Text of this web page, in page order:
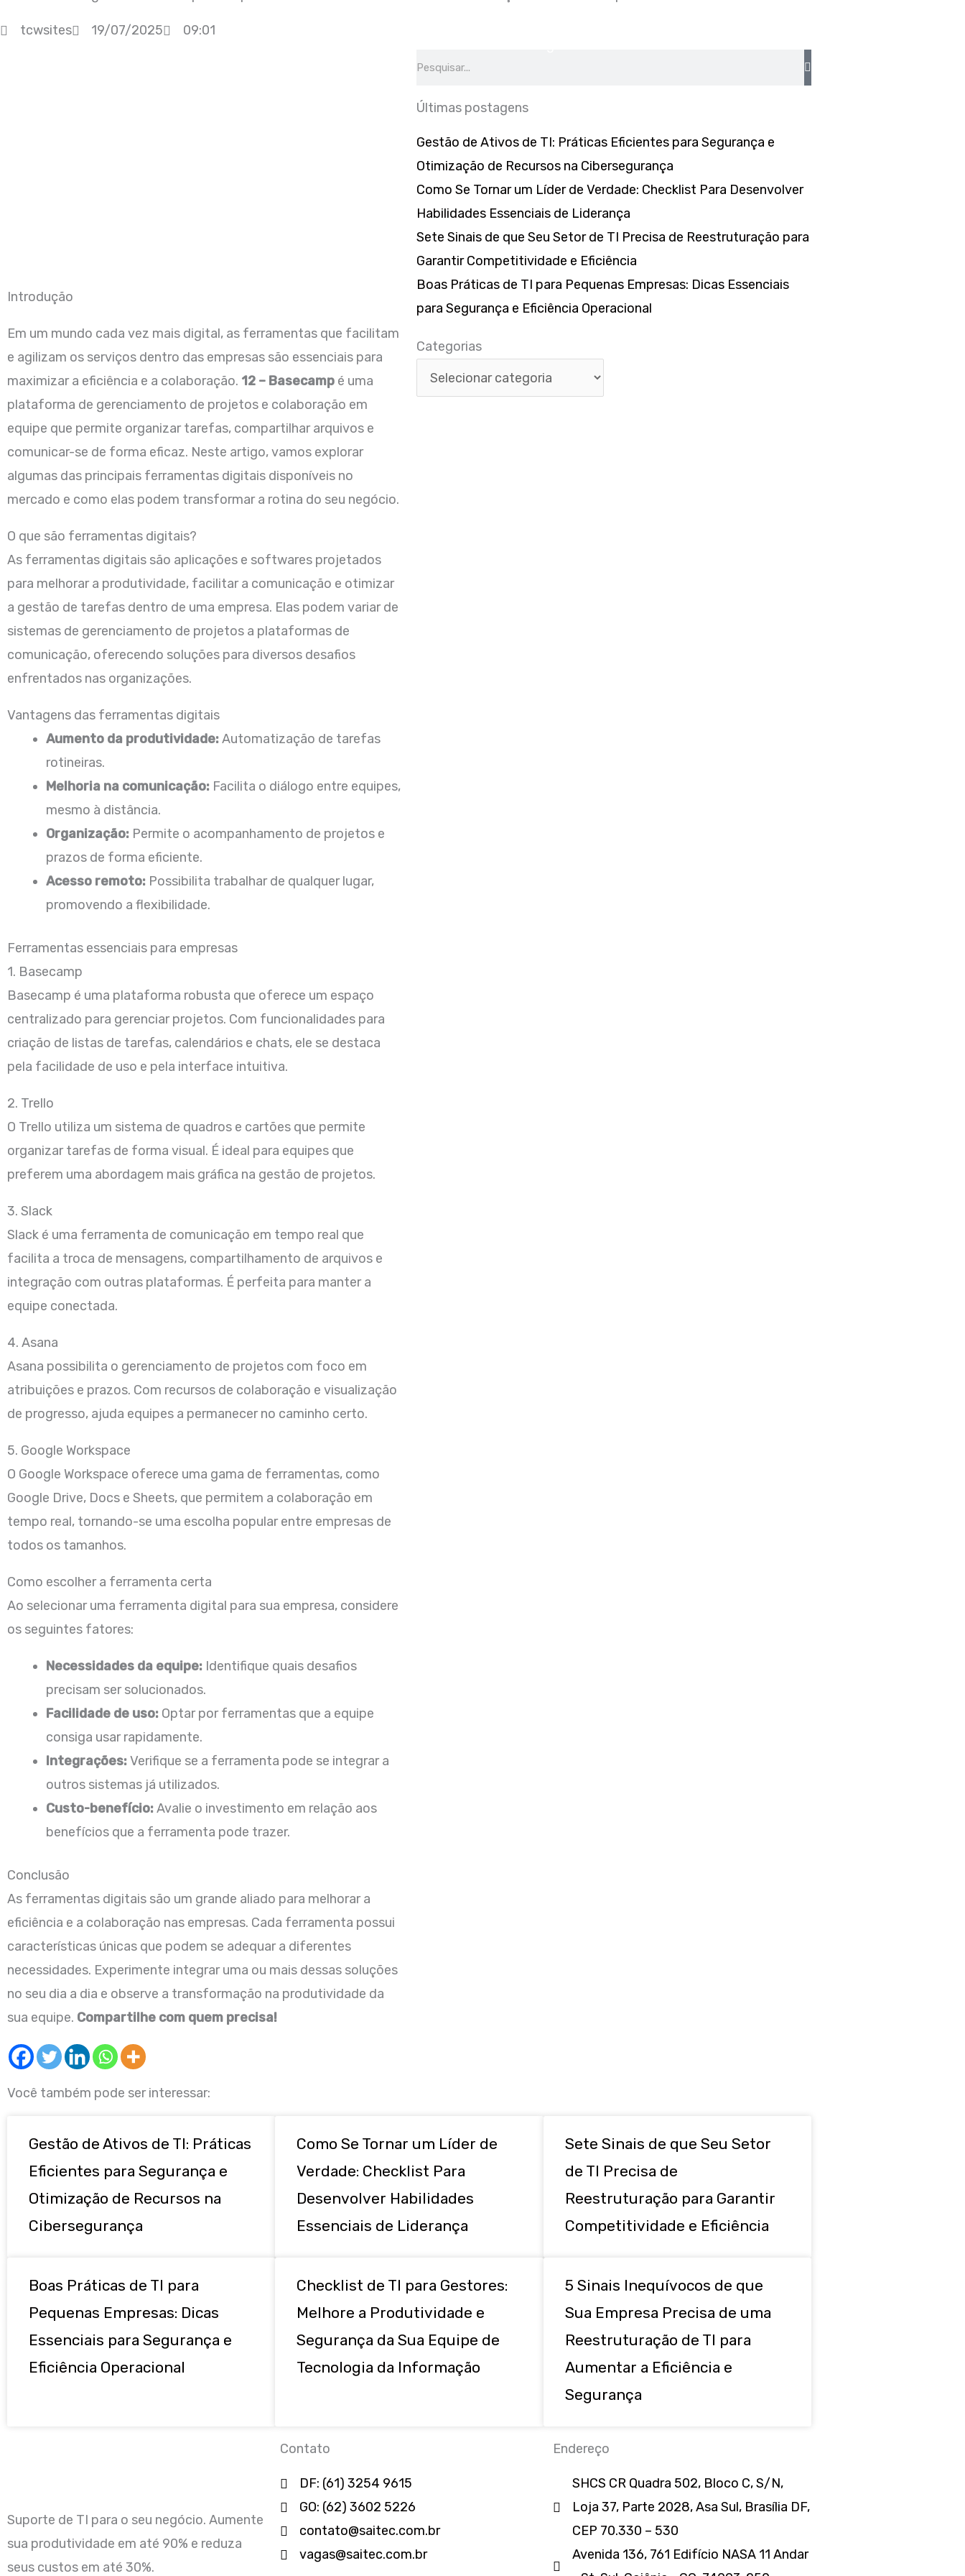
paratcwsites 19/07/2025 09:01
Introdução
Em um mundo cada vez mais digital, as ferramentas que facilitam
e agilizam os serviços dentro das empresas são essenciais para
maximizar a eficiência e a colaboração. 12 – Basecamp é uma
plataforma de gerenciamento de projetos e colaboração em
equipe que permite organizar tarefas, compartilhar arquivos e
comunicar-se de forma eficaz. Neste artigo, vamos explorar
algumas das principais ferramentas digitais disponíveis no
mercado e como elas podem transformar a rotina do seu negócio.
O que são ferramentas digitais?
As ferramentas digitais são aplicações e softwares projetados
para melhorar a produtividade, facilitar a comunicação e otimizar
a gestão de tarefas dentro de uma empresa. Elas podem variar de
sistemas de gerenciamento de projetos a plataformas de
comunicação, oferecendo soluções para diversos desafios
enfrentados nas organizações.
Vantagens das ferramentas digitais
Aumento da produtividade:Automatização de tarefas
rotineiras.
Melhoria na comunicação: Facilita o diálogo entre equipes,
mesmo à distância.
Organização: Permite o acompanhamento de projetos e
prazos de forma eficiente.
Acesso remoto: Possibilita trabalhar de qualquer lugar,
promovendo a flexibilidade.
Ferramentas essenciais para empresas
1. Basecamp
Basecamp é uma plataforma robusta que oferece um espaço
centralizado para gerenciar projetos. Com funcionalidades para
criação de listas de tarefas, calendários e chats, ele se destaca
pela facilidade de uso e pela interface intuitiva.
2. Trello
O Trello utiliza um sistema de quadros e cartões que permite
organizar tarefas de forma visual. É ideal para equipes que
preferem uma abordagem mais gráfica na gestão de projetos.
3. Slack
Slack é uma ferramenta de comunicação em tempo real que
facilita a troca de mensagens, compartilhamento de arquivos e
integração com outras plataformas. É perfeita para manter a
equipe conectada.
4. Asana
Asana possibilita o gerenciamento de projetos com foco em
atribuições e prazos. Com recursos de colaboração e visualização
de progresso, ajuda equipes a permanecer no caminho certo.
5. Google Workspace
O Google Workspace oferece uma gama de ferramentas, como
Google Drive, Docs e Sheets, que permitem a colaboração em
tempo real, tornando-se uma escolha popular entre empresas de
todos os tamanhos.
Como escolher a ferramenta certa
Ao selecionar uma ferramenta digital para sua empresa, considere
os seguintes fatores:
Necessidades da equipe: Identifique quais desafios
precisam ser solucionados.
Facilidade de uso: Optar por ferramentas que a equipe
consiga usar rapidamente.
Integrações:Verifique se a ferramenta pode se integrar a
outros sistemas já utilizados.
Custo-benefício:Avalie o investimento em relação aos
benefícios que a ferramenta pode trazer.
Conclusão
As ferramentas digitais são um grande aliado para melhorar a
eficiência e a colaboração nas empresas. Cada ferramenta possui
características únicas que podem se adequar a diferentes
necessidades. Experimente integrar uma ou mais dessas soluções
no seu dia a dia e observe a transformação na produtividade da
sua equipe. Compartilhe com quem precisa!
Search
Últimas postagens
Gestão de Ativos de TI: Práticas Eficientes para Segurança e
Otimização de Recursos na Cibersegurança
Como Se Tornar um Líder de Verdade: Checklist Para Desenvolver
Habilidades Essenciais de Liderança
Sete Sinais de que Seu Setor de TI Precisa de Reestruturação para
Garantir Competitividade e Eficiência
Boas Práticas de TI para Pequenas Empresas: Dicas Essenciais
para Segurança e Eficiência Operacional
Categorias
Categorias
Você também pode ser interessar:
Gestão de Ativos de TI: Práticas
Eficientes para Segurança e
Otimização de Recursos na
Cibersegurança
Como Se Tornar um Líder de
Verdade: Checklist Para
Desenvolver Habilidades
Essenciais de Liderança
Sete Sinais de que Seu Setor
de TI Precisa de
Reestruturação para Garantir
Competitividade e Eficiência
Boas Práticas de TI para
Pequenas Empresas: Dicas
Essenciais para Segurança e
Eficiência Operacional
Checklist de TI para Gestores:
Melhore a Produtividade e
Segurança da Sua Equipe de
Tecnologia da Informação
5 Sinais Inequívocos de que
Sua Empresa Precisa de uma
Reestruturação de TI para
Aumentar a Eficiência e
Segurança
Suporte de TI para o seu negócio. Aumente
sua produtividade em até 90% e reduza
seus custos em até 30%.
Contato
DF: (61) 3254 9615
GO: (62) 3602 5226
contato@saitec.com.br
vagas@saitec.com.br
Endereço
SHCS CR Quadra 502, Bloco C, S/N,
Loja 37, Parte 2028, Asa Sul, Brasília DF,
CEP 70.330 – 530
Avenida 136, 761 Edifício NASA 11 Andar